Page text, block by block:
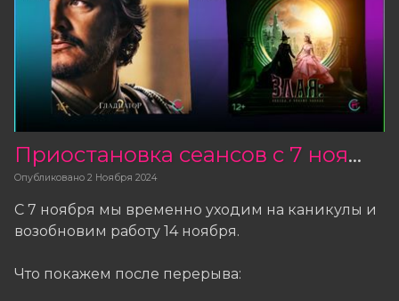
Приостановка сеансов с 7 ноября
Опубликовано 2 Ноября 2024
С 7 ноября мы временно уходим на каникулы и
возобновим работу 14 ноября.
Что покажем после перерыва: